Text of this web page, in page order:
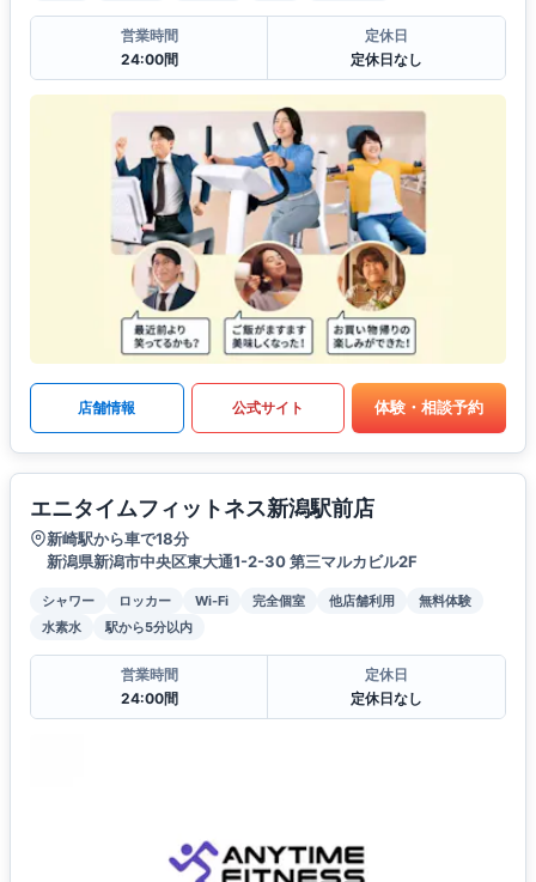
営業時間
24:00間
定休日
定休日なし
店舗情報 公式サイト 体験・相談予約
エニタイムフィットネス新潟駅前店
新崎駅から車で18分
新潟県新潟市中央区東大通1-2-30 第三マルカビル2F
シャワー ロッカー Wi-Fi 完全個室 他店舗利用
無料体験
水素水
駅から5分以内
営業時間
24:00間
定休日
定休日なし